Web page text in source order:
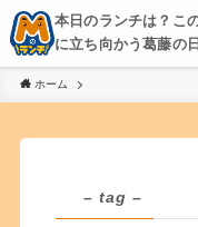
本日のランチは？こ
に立ち向かう葛藤の
京都・神戸を中心と
き、飲み歩きを綴る。
ホーム
– tag –